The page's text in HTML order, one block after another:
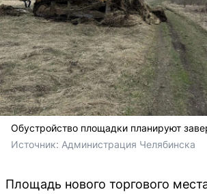
Обустройство площадки планируют
Источник: Администрация Челябинска
Площадь нового торгового